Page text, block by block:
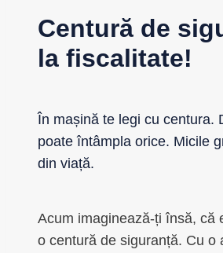
Centură de
la fiscalitate!
În mașină te legi cu centura.
poate întâmpla orice. Micile
din viață.
Acum imaginează-ți însă, că
o centură de siguranță. Cu o